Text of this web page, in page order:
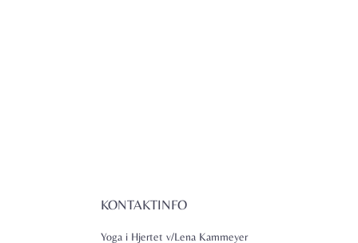
KONTAKTINFO
Yoga i Hjertet v/Lena Kammeyer